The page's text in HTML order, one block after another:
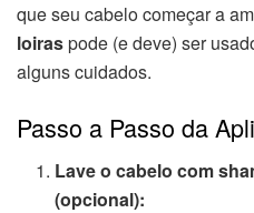
que seu cabelo começar a
loiraspode (e deve) ser
alguns cuidados.
Passo a Passo da
Lave o cabelo com
(opcional):